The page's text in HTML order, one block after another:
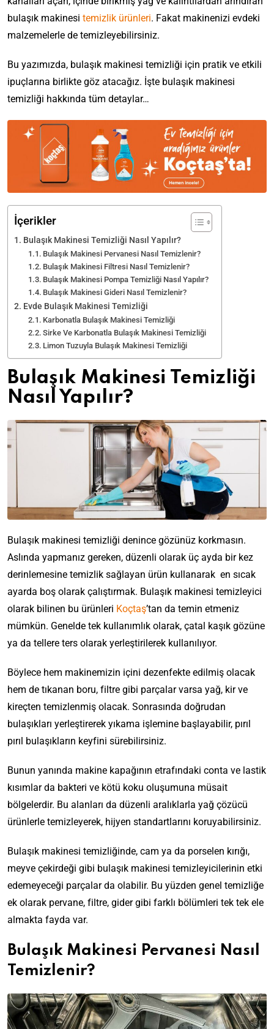
bulaşık makinesi temizlik ürünleri. Fakat makinenizi evdeki
malzemelerle de temizleyebilirsiniz.
Bu yazımızda, bulaşık makinesi temizliği için pratik ve etkili
ipuçlarına birlikte göz atacağız. İşte bulaşık makinesi
temizliği hakkında tüm detaylar…
İçerikler
Bulaşık Makinesi Temizliği Nasıl Yapılır?
Bulaşık Makinesi Pervanesi Nasıl Temizlenir?
Bulaşık Makinesi Filtresi Nasıl Temizlenir?
Bulaşık Makinesi Pompa Temizliği Nasıl Yapılır?
Bulaşık Makinesi Gideri Nasıl Temizlenir?
Evde Bulaşık Makinesi Temizliği
Karbonatla Bulaşık Makinesi Temizliği
Sirke Ve Karbonatla Bulaşık Makinesi Temizliği
Limon Tuzuyla Bulaşık Makinesi Temizliği
Bulaşık Makinesi Temizliği
Nasıl Yapılır?
Bulaşık makinesi temizliği denince gözünüz korkmasın.
Aslında yapmanız gereken, düzenli olarak üç ayda bir kez
derinlemesine temizlik sağlayan ürün kullanarak en sıcak
ayarda boş olarak çalıştırmak. Bulaşık makinesi temizleyici
olarak bilinen bu ürünleri Koçtaş’tan da temin etmeniz
mümkün. Genelde tek kullanımlık olarak, çatal kaşık gözüne
ya da tellere ters olarak yerleştirilerek kullanılıyor.
Böylece hem makinemizin içini dezenfekte edilmiş olacak
hem de tıkanan boru, filtre gibi parçalar varsa yağ, kir ve
kireçten temizlenmiş olacak. Sonrasında doğrudan
bulaşıkları yerleştirerek yıkama işlemine başlayabilir, pırıl
pırıl bulaşıkların keyfini sürebilirsiniz.
Bunun yanında makine kapağının etrafındaki conta ve lastik
kısımlar da bakteri ve kötü koku oluşumuna müsait
bölgelerdir. Bu alanları da düzenli aralıklarla yağ çözücü
ürünlerle temizleyerek, hijyen standartlarını koruyabilirsiniz.
Bulaşık makinesi temizliğinde, cam ya da porselen kırığı,
meyve çekirdeği gibi bulaşık makinesi temizleyicilerinin etki
edemeyeceği parçalar da olabilir. Bu yüzden genel temizliğe
ek olarak pervane, filtre, gider gibi farklı bölümleri tek tek ele
almakta fayda var.
Bulaşık Makinesi Pervanesi Nasıl
Temizlenir?